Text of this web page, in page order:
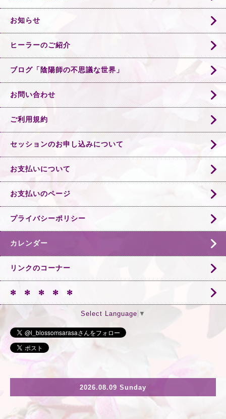
お知らせ
ヒーラーのご紹介
ブログ「陰陽師の不思議な世界」
お問い合わせ
ご利用規約
セッションのお申し込みについて
お支払いについて
お支払いのページ
プライバシーポリシー
カレンダー
リンクのコーナー
✻ ✻ ✻ ✻ ✻
Select Language ▼
2026.08.09 Sunday